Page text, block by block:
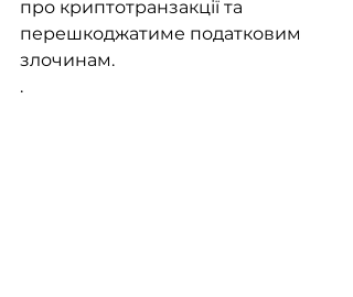
про криптотранзакції та
перешкоджатиме податковим
злочинам.
.